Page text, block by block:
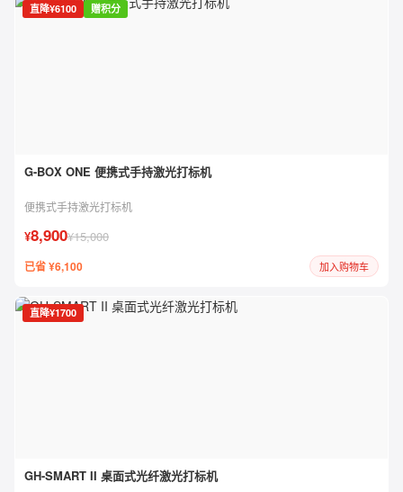
直降¥6100 赠积分
G-BOX ONE 便携式手持激光打标机
便携式手持激光打标机
¥8,900¥15,000
已省 ¥6,100 加入购物车
直降¥1700
GH-SMART II 桌面式光纤激光打标机